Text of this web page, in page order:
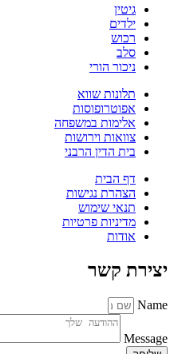
גיטין
ילדים
רכוש
סלב
ניכור הורי
תלונות שווא
אפוטרופוסות
אלימות במשפחה
צוואות וירושות
בית הדין הרבני
דף הבית
הצהרת נגישות
תנאי שימוש
מדיניות פרטיות
אודות
יצירת קשר
Name
Message